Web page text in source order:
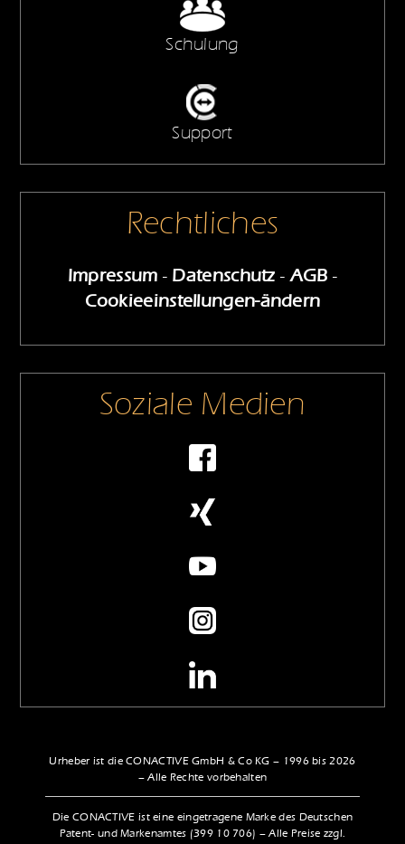
Schulung
Support
Rechtliches
Impressum - Datenschutz -AGB -
Cookieeinstellungen-ändern
Soziale Medien
Urheber ist die CONACTIVE GmbH & Co KG – 1996 bis 2026
– Alle Rechte vorbehalten
Die CONACTIVE ist eine eingetragene Marke des Deutschen
Patent- und Markenamtes (399 10 706) – Alle Preise zzgl.